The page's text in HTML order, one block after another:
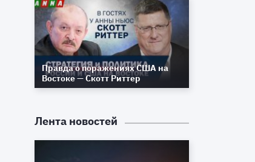
Правда о поражениях США на
Востоке — Скотт Риттер
Лента новостей